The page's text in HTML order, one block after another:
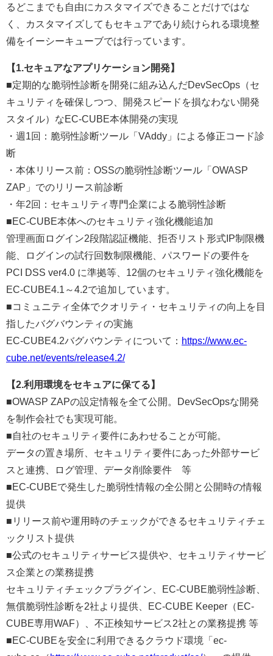
るどこまでも自由にカスタマイズできることだけではな
く、カスタマイズしてもセキュアであり続けられる環境整
備をイーシーキューブでは行っています。
【1.セキュアなアプリケーション開発】
■定期的な脆弱性診断を開発に組み込んだDevSecOps（セ
キュリティを確保しつつ、開発スピードを損なわない開発
スタイル）なEC-CUBE本体開発の実現
・週1回：脆弱性診断ツール「VAddy」による修正コード診
断
・本体リリース前：OSSの脆弱性診断ツール「OWASP
ZAP」でのリリース前診断
・年2回：セキュリティ専門企業による脆弱性診断
■EC-CUBE本体へのセキュリティ強化機能追加
管理画面ログイン2段階認証機能、拒否リスト形式IP制限機
能、ログインの試行回数制限機能、パスワードの要件を
PCI DSS ver4.0 に準拠等、12個のセキュリティ強化機能を
EC-CUBE4.1～4.2で追加しています。
■コミュニティ全体でクオリティ・セキュリティの向上を目
指したバグバウンティの実施
EC-CUBE4.2バグバウンティについて： https://www.ec-
cube.net/events/release4.2/
【2.利用環境をセキュアに保てる】
■OWASP ZAPの設定情報を全て公開。DevSecOpsな開発
を制作会社でも実現可能。
■自社のセキュリティ要件にあわせることが可能。
データの置き場所、セキュリティ要件にあった外部サービ
スと連携、ログ管理、データ削除要件 等
■EC-CUBEで発生した脆弱性情報の全公開と公開時の情報
提供
■リリース前や運用時のチェックができるセキュリティチェ
ックリスト提供
■公式のセキュリティサービス提供や、セキュリティサービ
ス企業との業務提携
セキュリティチェックプラグイン、EC-CUBE脆弱性診断、
無償脆弱性診断を2社より提供、EC-CUBE Keeper（EC-
CUBE専用WAF）、不正検知サービス2社との業務提携 等
■EC-CUBEを安全に利用できるクラウド環境「ec-